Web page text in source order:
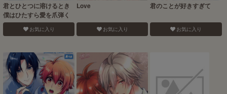
君とひとつに溶けるとき
僕はひたすら愛を爪弾く
お気に入り
Love
お気に入り
君のことが好きすぎて
お気に入り